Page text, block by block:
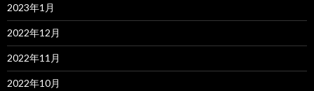
2023年1月
2022年12月
2022年11月
2022年10月